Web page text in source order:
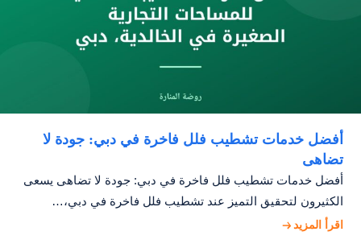
أفضل خدمات تشطيب فلل فاخرة في دبي: جودة لا
تضاهى
أفضل خدمات تشطيب فلل فاخرة في دبي: جودة لا تضاهى يسعى
الكثيرون لتحقيق التميز عند تشطيب فلل فاخرة في دبي،…
اقرأ المزيد